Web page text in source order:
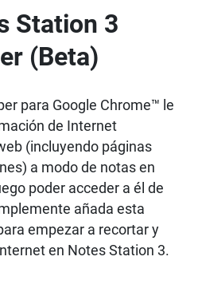
Station 3
(Beta)
para Google Chrome™ le
de Internet
(incluyendo páginas
a modo de notas en
poder acceder a él de
añada esta
empezar a recortar y
en Notes Station 3.